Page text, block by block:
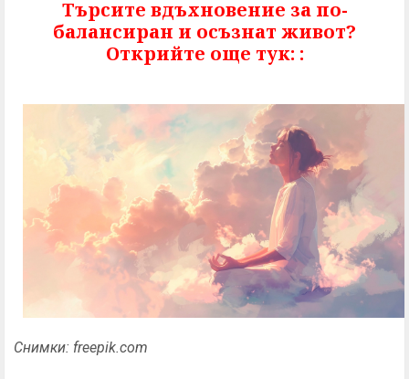
Търсите вдъхновение за по-
балансиран и осъзнат живот?
Открийте още тук: :
Снимки: freepik.com